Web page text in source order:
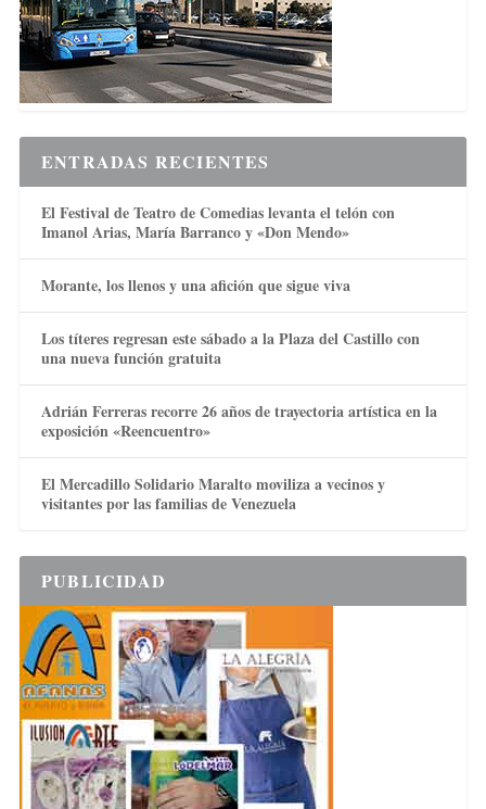
ENTRADAS RECIENTES
El Festival de Teatro de Comedias levanta el telón con
Imanol Arias, María Barranco y «Don Mendo»
Morante, los llenos y una afición que sigue viva
Los títeres regresan este sábado a la Plaza del Castillo con
una nueva función gratuita
Adrián Ferreras recorre 26 años de trayectoria artística en la
exposición «Reencuentro»
El Mercadillo Solidario Maralto moviliza a vecinos y
visitantes por las familias de Venezuela
PUBLICIDAD